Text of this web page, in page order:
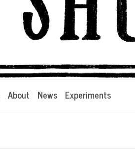
About News Experiments